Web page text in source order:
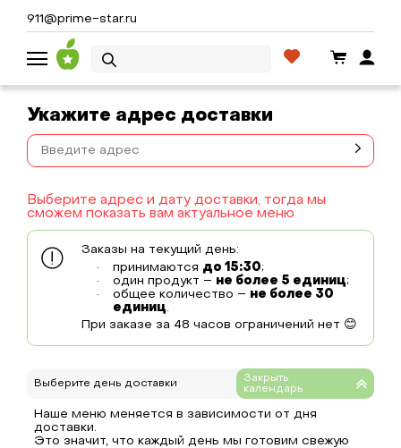
911@prime-star.ru
Укажите адрес доставки
Выберите адрес и дату доставки, тогда мы
сможем показать вам актуальное меню
Заказы на текущий день:
принимаются до 15:30;
один продукт – не более 5 единиц;
общее количество – не более 30
единиц.
При заказе за 48 часов ограничений нет 😊
Выберите день доставки
Наше меню меняется в зависимости от дня
доставки.
Это значит, что каждый день мы готовим свежую